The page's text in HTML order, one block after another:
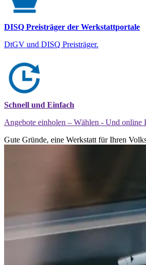
DISQ Preisträger der Werkstattportale
DtGV und DISQ Preisträger.
Schnell und Einfach
Angebote einholen – Wählen - Und online
Gute Gründe, eine Werkstatt für Ihren